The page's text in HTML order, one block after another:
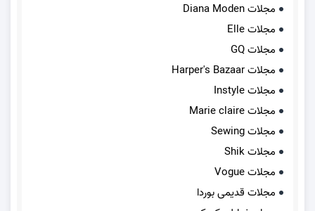
مجلات Diana Moden
مجلات Elle
مجلات GQ
مجلات Harper's Bazaar
مجلات Instyle
مجلات Marie claire
مجلات Sewing
مجلات Shik
مجلات Vogue
مجلات قدیمی بوردا